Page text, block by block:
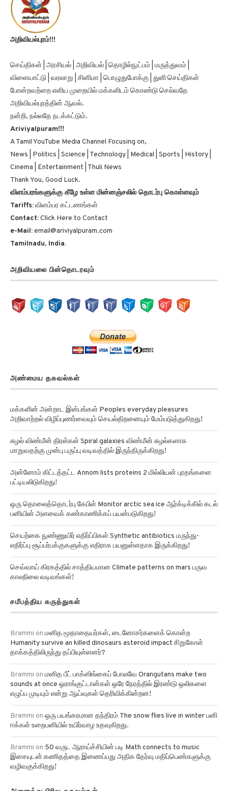
அறிவியல்புரம்!!!
விளையாட்டு | வரலாறு | சினிமா | பொழுதுபோக்கு | துளி செய்திகள்
போன்றவற்றை எளிய முறையில் மக்களிடம் கொண்டு செல்வதே
அறிவியல்புரத்தின் ஆவல்.
நன்றி, நல்லதே நடக்கட்டும்.
Ariviyalpuram!!!
A Tamil YouTube Media Channel Focusing on,
News | Politics | Science | Technology | Medical | Sports | History |
Cinema | Entertainment | Thuli News
Thank You, Good Luck.
விளம்பரங்களுக்கு கீழே உள்ள மின்னஞ்சலில் தொடர்பு கொள்ளவும்
Tariffs:விளம்பர கட்டணங்கள்
Contact:Click Here to Contact
e-Mail: email@ariviyalpuram.com
Tamilnadu, India.
அறிவாற்றல் விழிப்புணர்வையும் செயல்திறனையும் மேம்படுத்துகிறது!
சுழல் விண்மீன் திரள்கள் Spiral galaxies விண்மீன் சுழல்களாக
மாறுவதற்கு முன்பு பருப்பு வடிவத்தில் இருந்திருக்கிறது!
அன்னோம் கிட்டத்தட்ட Annom lists proteins 2 மில்லியன் புரதங்களை
பட்டியலிடுகிறது!
ஒரு தொலைத்தொடர்பு கேபிள் Monitor arctic sea ice ஆர்க்டிக்கில் கடல்
பனியின் அளவைக் கண்காணிக்கப் பயன்படுகிறது!
செயற்கை நுண்ணுயிர் எதிர்ப்பிகள் Synthetic antibiotics மருந்து-
எதிர்ப்பு சூப்பர்பக்குகளுக்கு எதிராக பயனுள்ளதாக இருக்கிறது!
செவ்வாய் கிரகத்தில் சாத்தியமான Climate patterns on mars பருவ
காலநிலை வடிவங்கள்!
Humanity survive an killed dinosaurs asteroid impact சிறுகோள்
தாக்கத்திலிருந்து தப்பியுள்ளனர்?
Brammionமனித பீட் பாக்ஸிங்கைப் போலவே Orangutans make two
sounds at once ஒராங்குட்டான்கள் ஒரே நேரத்தில் இரண்டு ஒலிகளை
எழுப்ப முடியும் என்று ஆய்வுகள் தெரிவிக்கின்றன!
Brammionஒரு பயங்கரமான தந்திரம் The snow flies live in winter பனி
ஈக்கள் உறைபனியில் உயிர்வாழ உதவுகிறது.
Brammion50 வருட ஆராய்ச்சியின் படி Math connects to music
இசையுடன் கணிதத்தை இணைப்பது அதிக தேர்வு மதிப்பெண்களுக்கு
வழிவகுக்கிறது!